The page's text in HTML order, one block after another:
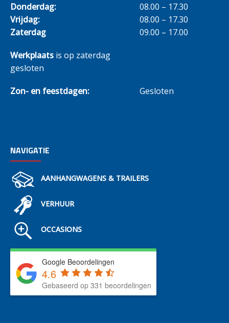
Donderdag:
08.00 – 17.30
Vrijdag:
08.00 – 17.30
Zaterdag
09.00 – 17.00
Werkplaats is op zaterdag
gesloten
Zon- en feestdagen: Gesloten
NAVIGATIE
AANHANGWAGENS & TRAILERS
VERHUUR
OCCASIONS
Google Beoordelingen
4.6
Gebaseerd op 331 beoordelingen